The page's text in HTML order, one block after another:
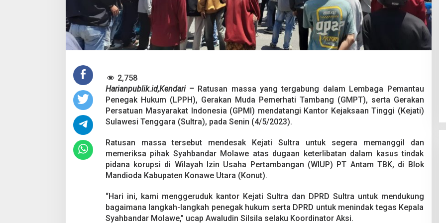
r
i
k
s
S
a
h
b
a
n
r
M
2,758
Harianpublik.id,Kendari – Ratusan massa yang tergabung dalam Lembaga Pemantau
Penegak Hukum (LPPH), Gerakan Muda Pemerhati Tambang (GMPT), serta Gerakan
Persatuan Masyarakat Indonesia (GPMI) mendatangi Kantor Kejaksaan Tinggi (Kejati)
Sulawesi Tenggara (Sultra), pada Senin (4/5/2023).
Ratusan massa tersebut mendesak Kejati Sultra untuk segera memanggil dan
memeriksa pihak Syahbandar Molawe atas dugaan keterlibatan dalam kasus tindak
pidana korupsi di Wilayah Izin Usaha Pertambangan (WIUP) PT Antam TBK, di Blok
Mandioda Kabupaten Konawe Utara (Konut).
“Hari ini, kami menggeruduk kantor Kejati Sultra dan DPRD Sultra untuk mendukung
bagaimana langkah-langkah penegak hukum serta DPRD untuk menindak tegas Kepala
Syahbandar Molawe,” ucap Awaludin Silsila selaku Koordinator Aksi.
Badik Usai Cekcok saat Pesta
Miras
Di Kriminal | 29 Juni 2026